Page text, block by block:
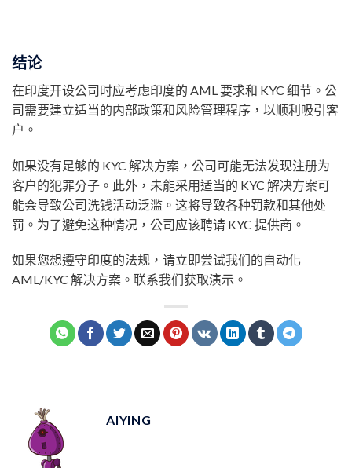
结论
在印度开设公司时应考虑印度的 AML 要求和 KYC 细节。公
司需要建立适当的内部政策和风险管理程序，以顺利吸引客
户。
如果没有足够的 KYC 解决方案，公司可能无法发现注册为
客户的犯罪分子。此外，未能采用适当的 KYC 解决方案可
能会导致公司洗钱活动泛滥。这将导致各种罚款和其他处
罚。为了避免这种情况，公司应该聘请 KYC 提供商。
如果您想遵守印度的法规，请立即尝试我们的自动化
AML/KYC 解决方案。联系我们获取演示。
AIYING